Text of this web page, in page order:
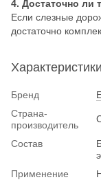
4. Достаточно ли
Если слезные
достаточно
Характеристики
Бренд
Страна-
производитель
Состав
Применение